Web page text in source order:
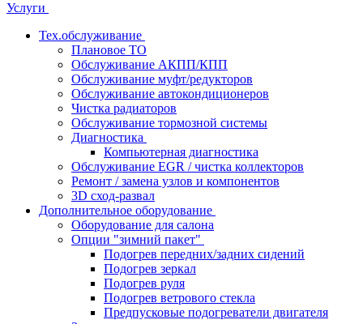
Услуги
Тех.обслуживание
Плановое ТО
Обслуживание АКПП/КПП
Обслуживание муфт/редукторов
Обслуживание автокондиционеров
Чистка радиаторов
Обслуживание тормозной системы
Диагностика
Компьютерная диагностика
Обслуживание EGR / чистка коллекторов
Ремонт / замена узлов и компонентов
3D сход-развал
Дополнительное оборудование
Оборудование для салона
Опции "зимний пакет"
Подогрев передних/задних сидений
Подогрев зеркал
Подогрев руля
Подогрев ветрового стекла
Предпусковые подогреватели двигателя